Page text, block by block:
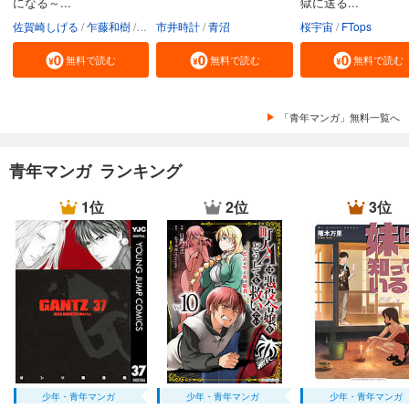
佐賀崎しげる 乍藤和樹 鍋島テツヒロ
無料で読む
市井時計 青沼
無料で読む
桜宇宙 FTops
無料で読む
「青年マンガ」無料一覧へ
青年マンガ ランキング
1位
少年・青年マンガ
2位
少年・青年マンガ
3位
少年・青年マンガ